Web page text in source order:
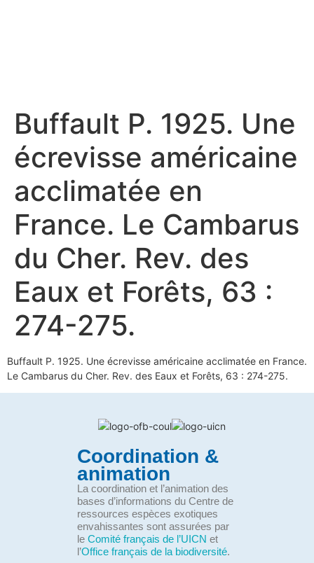
Buffault P. 1925. Une
écrevisse américaine
acclimatée en
France. Le Cambarus
du Cher. Rev. des
Eaux et Forêts, 63 :
274-275.
Buffault P. 1925. Une écrevisse américaine acclimatée en France.
Le Cambarus du Cher. Rev. des Eaux et Forêts, 63 : 274-275.
Coordination &
animation
La coordination et l’animation des
bases d’informations du Centre de
ressources espèces exotiques
envahissantes sont assurées par
le Comité français de l’UICN et
l’Office français de la biodiversité.